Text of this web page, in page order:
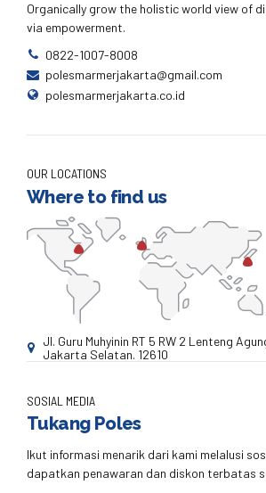
Organically grow the holistic world view of
via empowerment.
0822-1007-8008
polesmarmerjakarta@gmail.com
polesmarmerjakarta.co.id
OUR LOCATIONS
Where to find us
Jl. Guru Muhyinin RT 5 RW 2 Lenteng
Jakarta Selatan. 12610
SOSIAL MEDIA
Tukang Poles
Ikut informasi menarik dari kami melalusi
dapatkan penawaran dan diskon terbatas